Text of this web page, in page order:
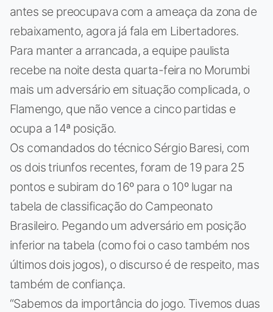
antes se preocupava com a ameaça da zona de
rebaixamento, agora já fala em Libertadores.
Para manter a arrancada, a equipe paulista
recebe na noite desta quarta-feira no Morumbi
mais um adversário em situação complicada, o
Flamengo, que não vence a cinco partidas e
ocupa a 14ª posição.
Os comandados do técnico Sérgio Baresi, com
os dois triunfos recentes, foram de 19 para 25
pontos e subiram do 16º para o 10º lugar na
tabela de classificação do Campeonato
Brasileiro. Pegando um adversário em posição
inferior na tabela (como foi o caso também nos
últimos dois jogos), o discurso é de respeito, mas
também de confiança.
“Sabemos da importância do jogo. Tivemos duas